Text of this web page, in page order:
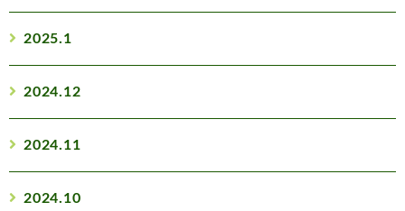
2025.1
2024.12
2024.11
2024.10